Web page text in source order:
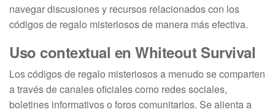
navegar discusiones y recursos relacionados con los
códigos de regalo misteriosos de manera más efectiva.
Uso contextual en Whiteout Survival
Los códigos de regalo misteriosos a menudo se comparten
a través de canales oficiales como redes sociales,
boletines informativos o foros comunitarios. Se alienta a